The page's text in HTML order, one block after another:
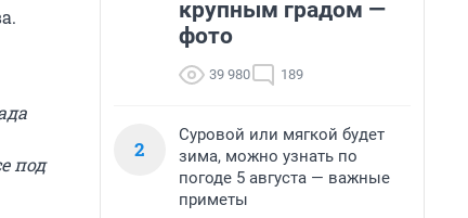
под
крупным градом —
фото
39 980 189
2
Суровой или мягкой будет
зима, можно узнать по
погоде 5 августа — важные
приметы